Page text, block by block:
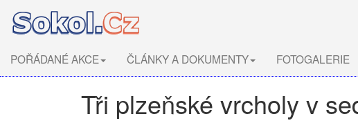
POŘÁDANÉ AKCE ČLÁNKY A DOKUMENTY FOTOGALERIE
Tři plzeňské vrcholy v